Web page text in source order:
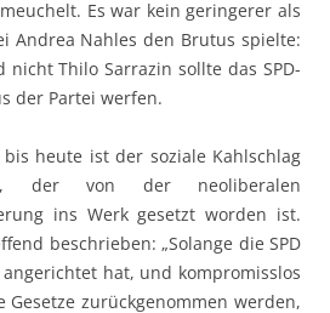
Es war kein geringerer als
Andrea Nahles den Brutus spielte:
Thilo Sarrazin sollte das SPD-
der Partei werfen.
bis heute ist der soziale Kahlschlag
der von der neoliberalen
ins Werk gesetzt worden ist.
beschrieben: „Solange die SPD
hat, und kompromisslos
zurückgenommen werden,